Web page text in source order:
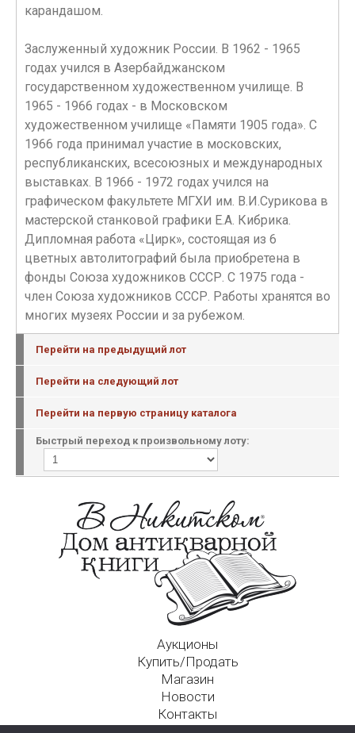
карандашом.
Заслуженный художник России. В 1962 - 1965
годах учился в Азербайджанском
государственном художественном училище. В
1965 - 1966 годах - в Московском
художественном училище «Памяти 1905 года». С
1966 года принимал участие в московских,
республиканских, всесоюзных и международных
выставках. В 1966 - 1972 годах учился на
графическом факультете МГХИ им. В.И.Сурикова в
мастерской станковой графики Е.А. Кибрика.
Дипломная работа «Цирк», состоящая из 6
цветных автолитографий была приобретена в
фонды Союза художников СССР. С 1975 года -
член Союза художников СССР. Работы хранятся во
многих музеях России и за рубежом.
Перейти на предыдущий лот
Перейти на следующий лот
Перейти на первую страницу каталога
Быстрый переход к произвольному лоту:
Аукционы
Купить/Продать
Магазин
Новости
Контакты